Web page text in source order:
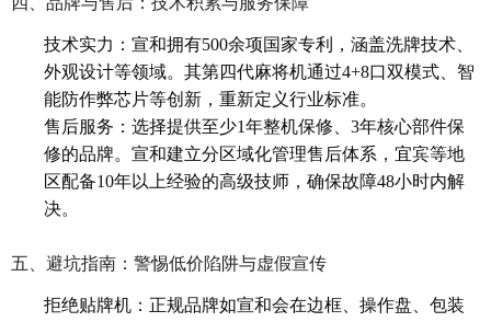
技术实力：宣和拥有500余项国家专利，涵盖洗牌技术、
外观设计等领域。其第四代麻将机通过4+8口双模式、智
能防作弊芯片等创新，重新定义行业标准。
售后服务：选择提供至少1年整机保修、3年核心部件保
修的品牌。宣和建立分区域化管理售后体系，宜宾等地
区配备10年以上经验的高级技师，确保故障48小时内解
决。
五、避坑指南：警惕低价陷阱与虚假宣传
拒绝贴牌机：正规品牌如宣和会在边框、操作盘、包装